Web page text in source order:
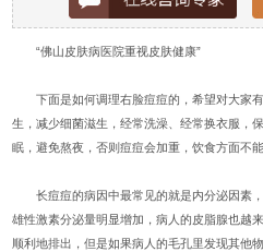
“佛山皮肤病医院重视皮肤健康”
下面是如何调理右脸痘痘的，希望对大家有
生，减少细菌滋生，经常洗澡、经常换衣服，
眠，避免熬夜，否则痘痘会加重，饮食方面不
长痘痘的病因中最常见的就是内分泌因素，
雄性激素分泌量明显增加，病人的皮脂腺也越
顺利地排出，但是如果病人的毛孔里发现其他